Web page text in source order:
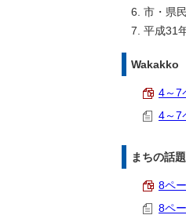
6. 市・県
7. 平成31
Wakakko
4～7
4～7
まちの話題
8ペ
8ペ